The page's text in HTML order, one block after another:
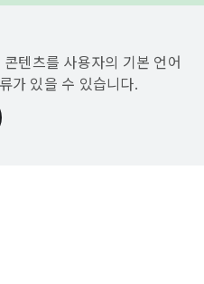
텐츠를 사용자의 기본 언어
가 있을 수 있습니다.